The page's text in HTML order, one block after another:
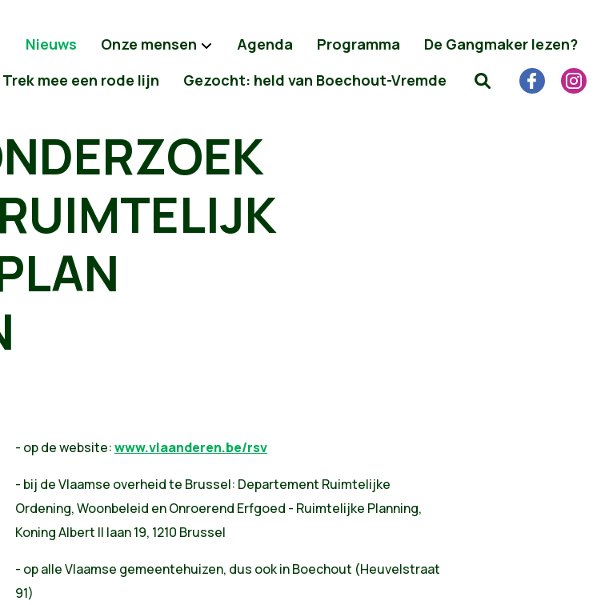
Nieuws Onze mensen Agenda Programma
De Gangmaker lezen?
Trek mee een rode lijn
Gezocht: held van Boechout-Vremde
- op de website:www.vlaanderen.be/rsv
- bij de Vlaamse overheid te Brussel: Departement Ruimtelijke
Ordening, Woonbeleid en Onroerend Erfgoed - Ruimtelijke Planning,
Koning Albert II laan 19, 1210 Brussel
- op alle Vlaamse gemeentehuizen, dus ook in Boechout (Heuvelstraat
91)